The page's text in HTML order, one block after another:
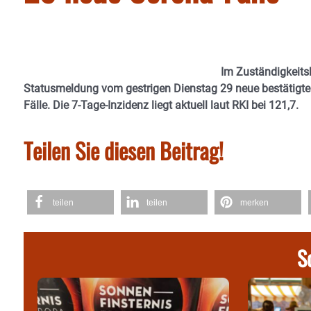
Im
Statusmeldung vom gestrigen Dienstag 29 neue
Fälle. Die 7-Tage-Inzidenz liegt aktuell laut RKI bei 121,7.
Teilen Sie diesen Beitrag!
teilen teilen merken